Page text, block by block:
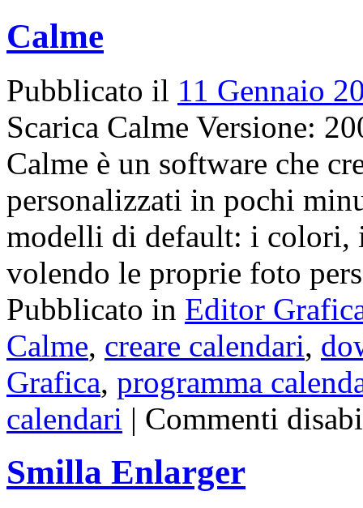
Calme
Pubblicato il 11 Gennaio
Scarica Calme Versione:
Calme è un software che
personalizzati in pochi
modelli di default: i colori,
volendo le proprie foto
Pubblicato in Editor
Calme, creare calendari,
Grafica, programma
calendari | Commenti
Smilla Enlarger